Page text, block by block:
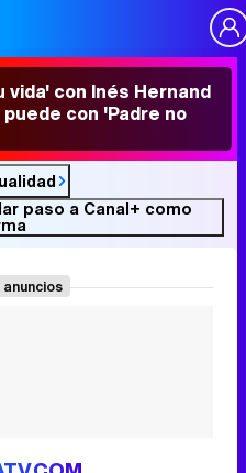
vida' con Inés Hernand
con 'Padre no
paso a Canal+ como